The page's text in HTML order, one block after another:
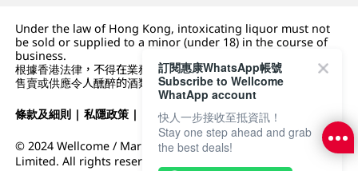
Under the law of Hong Kong, intoxicating liquor must not
be sold or supplied to a minor (under 18) in the course of
business.
根據香港法律，不得在業務過程中，向未成年人 (18 歲以下人士)
售賣或供應令人醺醉的酒類。
條款及細則 |私隱政策 | DFI零售集團
© 2024 Wellcome / Market Place. The Dairy Farm Company
Limited. All rights reserved.
訂閱惠康WhatsApp帳號
Subscribe to Wellcome
WhatApp account
快人一步接收至抵資訊！
Stay one step ahead and grab
the best deals!